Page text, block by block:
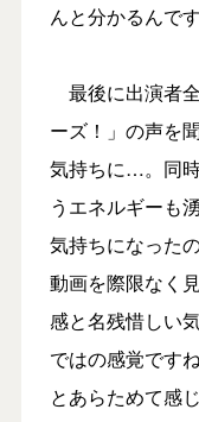
んと分かるんです
最後に出演者
ーズ！」の声を
気持ちに…。同
うエネルギーも
気持ちになった
動画を際限なく
感と名残惜しい
ではの感覚です
とあらためて感